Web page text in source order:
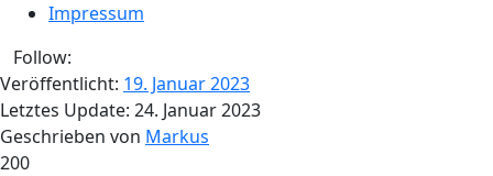
Impressum
Follow:
Veröffentlicht: 19. Januar 2023
Letztes Update: 24. Januar 2023
Geschrieben von Markus
200